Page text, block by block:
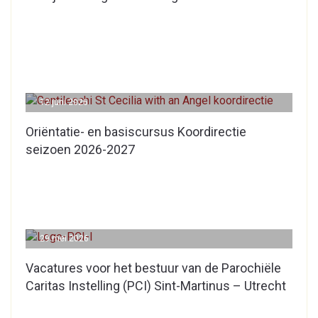
Oriëntatie- en basiscursus Koordirectie
seizoen 2026-2027
12 juni 2026
Vacatures voor het bestuur van de Parochiële
Caritas Instelling (PCI) Sint-Martinus – Utrecht
29 mei 2026